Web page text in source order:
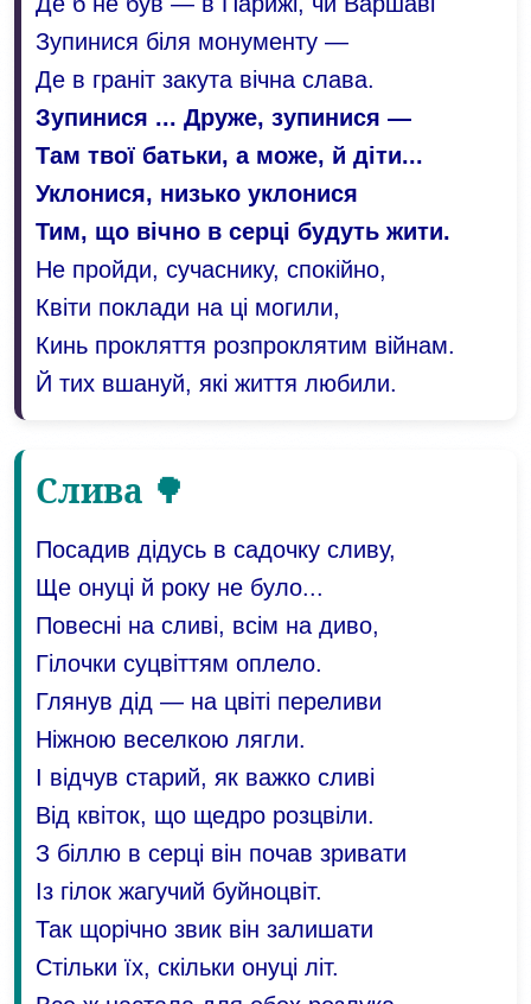
Зупинися біля монументу —
Де в граніт закута вічна слава.
Зупинися ... Друже, зупинися —
Там твої батьки, а може, й діти...
Уклонися, низько уклонися
Тим, що вічно в серці будуть жити.
Не пройди, сучаснику, спокійно,
Квіти поклади на ці могили,
Кинь прокляття розпроклятим війнам.
Й тих вшануй, які життя любили.
Слива 🌳
Посадив дідусь в садочку сливу,
Ще онуці й року не було...
Повесні на сливі, всім на диво,
Гілочки суцвіттям оплело.
Глянув дід — на цвіті переливи
Ніжною веселкою лягли.
І відчув старий, як важко сливі
Від квіток, що щедро розцвіли.
З біллю в серці він почав зривати
Із гілок жагучий буйноцвіт.
Так щорічно звик він залишати
Стільки їх, скільки онуці літ.